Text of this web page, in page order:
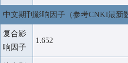
中文期刊影响因子（参考CNKI最新
复合影
响因子
1.652